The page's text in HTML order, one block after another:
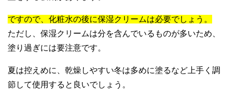
ですので、化粧水の後に保湿クリームは必要でしょう。
ただし、保湿クリームは分を含んでいるものが多いため、
塗り過ぎには要注意です。
夏は控えめに、乾燥しやすい冬は多めに塗るなど上手く調
節して使用すると良いでしょう。